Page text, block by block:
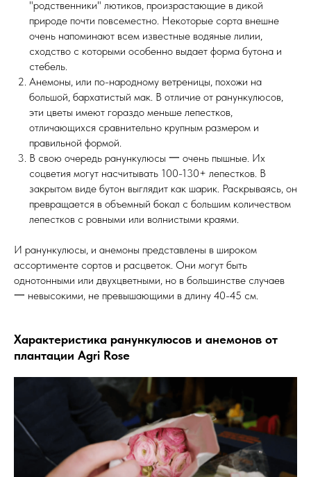
"родственники" лютиков, произрастающие в дикой
природе почти повсеместно. Некоторые сорта внешне
очень напоминают всем известные водяные лилии,
сходство с которыми особенно выдает форма бутона и
стебель.
Анемоны, или по-народному ветреницы, похожи на
большой, бархатистый мак. В отличие от ранункулюсов,
эти цветы имеют гораздо меньше лепестков,
отличающихся сравнительно крупным размером и
правильной формой.
В свою очередь ранункулюсы 一 очень пышные. Их
соцветия могут насчитывать 100-130+ лепестков. В
закрытом виде бутон выглядит как шарик. Раскрываясь, он
превращается в объемный бокал с большим количеством
лепестков с ровными или волнистыми краями.
И ранункулюсы, и анемоны представлены в широком
ассортименте сортов и расцветок. Они могут быть
однотонными или двухцветными, но в большинстве случаев
一 невысокими, не превышающими в длину 40-45 см.
Характеристика ранункулюсов и анемонов от
плантации Agri Rose